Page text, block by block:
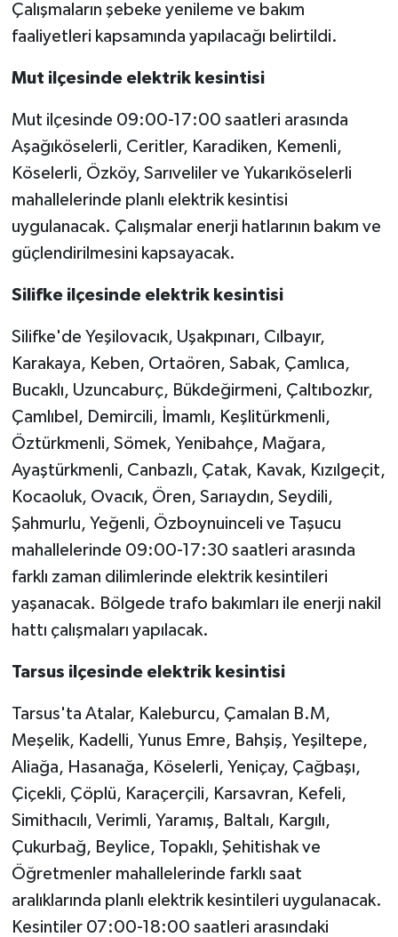
Çalışmaların şebeke yenileme ve bakım
faaliyetleri kapsamında yapılacağı belirtildi.
Mut ilçesinde elektrik kesintisi
Mut ilçesinde 09:00-17:00 saatleri arasında
Aşağıköselerli, Ceritler, Karadiken, Kemenli,
Köselerli, Özköy, Sarıveliler ve Yukarıköselerli
mahallelerinde planlı elektrik kesintisi
uygulanacak. Çalışmalar enerji hatlarının bakım ve
güçlendirilmesini kapsayacak.
Silifke ilçesinde elektrik kesintisi
Silifke'de Yeşilovacık, Uşakpınarı, Cılbayır,
Karakaya, Keben, Ortaören, Sabak, Çamlıca,
Bucaklı, Uzuncaburç, Bükdeğirmeni, Çaltıbozkır,
Çamlıbel, Demircili, İmamlı, Keşlitürkmenli,
Öztürkmenli, Sömek, Yenibahçe, Mağara,
Ayaştürkmenli, Canbazlı, Çatak, Kavak, Kızılgeçit,
Kocaoluk, Ovacık, Ören, Sarıaydın, Seydili,
Şahmurlu, Yeğenli, Özboynuinceli ve Taşucu
mahallelerinde 09:00-17:30 saatleri arasında
farklı zaman dilimlerinde elektrik kesintileri
yaşanacak. Bölgede trafo bakımları ile enerji nakil
hattı çalışmaları yapılacak.
Tarsus ilçesinde elektrik kesintisi
Tarsus'ta Atalar, Kaleburcu, Çamalan B.M,
Meşelik, Kadelli, Yunus Emre, Bahşiş, Yeşiltepe,
Aliağa, Hasanağa, Köselerli, Yeniçay, Çağbaşı,
Çiçekli, Çöplü, Karaçerçili, Karsavran, Kefeli,
Simithacılı, Verimli, Yaramış, Baltalı, Kargılı,
Çukurbağ, Beylice, Topaklı, Şehitishak ve
Öğretmenler mahallelerinde farklı saat
aralıklarında planlı elektrik kesintileri uygulanacak.
Kesintiler 07:00-18:00 saatleri arasındaki